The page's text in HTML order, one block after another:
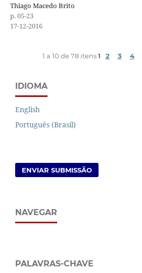
Thiago Macedo Brito
p. 05-23
17-12-2016
1 a 10 de 78 itens1 2 3 4
IDIOMA
English
Português (Brasil)
ENVIAR SUBMISSÃO
NAVEGAR
PALAVRAS-CHAVE